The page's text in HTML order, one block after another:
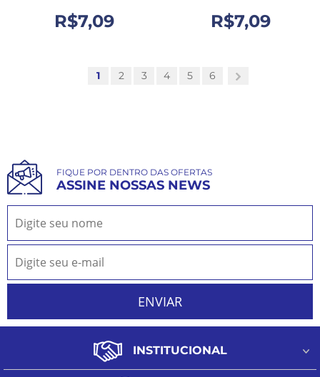
(5621)
R$7,09
(5521)
R$7,09
1 2 3 4 5 6
FIQUE POR DENTRO DAS OFERTAS
ASSINE NOSSAS NEWS
INSTITUCIONAL